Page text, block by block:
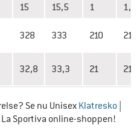
15 15,5 1 1,5
328 333 210 214
32,8 33,3 21
Se nu Unisex Klatresko
La Sportiva online-shoppen!